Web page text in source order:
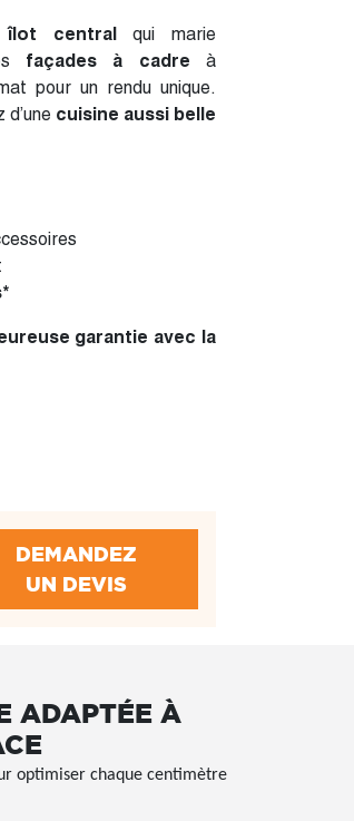
îlot centralqui marie
façades à cadre à
pour un rendu unique.
cuisine aussi belle
garantie avec la
DEMANDEZ
UN DEVIS
ADAPTÉE À
optimiser chaque centimètre